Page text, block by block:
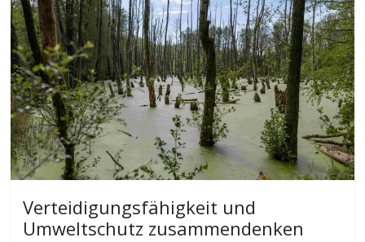
Verteidigungsfähigkeit und
Umweltschutz zusammendenken